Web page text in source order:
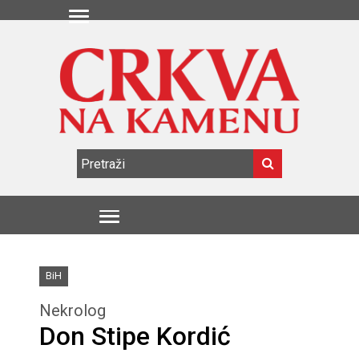
BiH
Nekrolog
Don Stipe Kordić